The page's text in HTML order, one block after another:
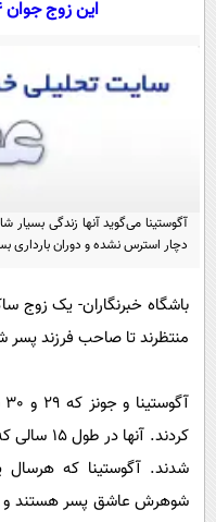
این زوج جوان 14 دختر دارند (+عکس)
آگوستینا می‌گوید آنها زندگی
دچار استرس نشده و دوران بارداری
منتظرند تا صاحب فرزند پسر
شدند. آگوستینا که هرسال
شوهرش عاشق پسر هستند و